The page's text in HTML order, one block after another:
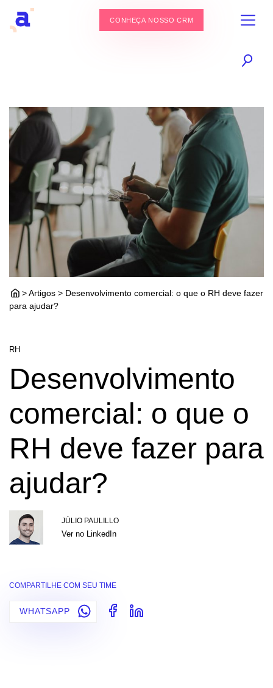
CONHEÇA NOSSO CRM
> Artigos > Desenvolvimento comercial: o que o RH deve fazer
para ajudar?
RH
Desenvolvimento
comercial: o que o
RH deve fazer para
ajudar?
JÚLIO PAULILLO
Ver no LinkedIn
COMPARTILHE COM SEU TIME
WHATSAPP